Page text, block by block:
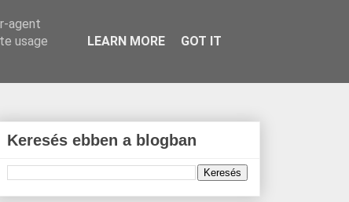
Keresés ebben a blogban
agent
usage
LEARN MORE GOT IT